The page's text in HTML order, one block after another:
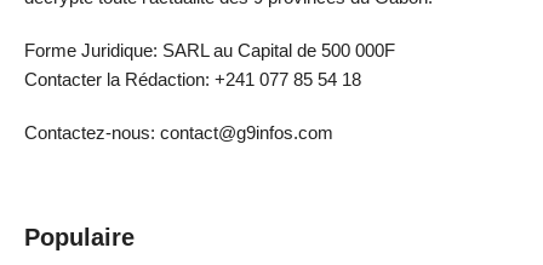
Forme Juridique: SARL au Capital de 500 000F
Contacter la Rédaction: +241 077 85 54 18
Contactez-nous: contact@g9infos.com
Populaire